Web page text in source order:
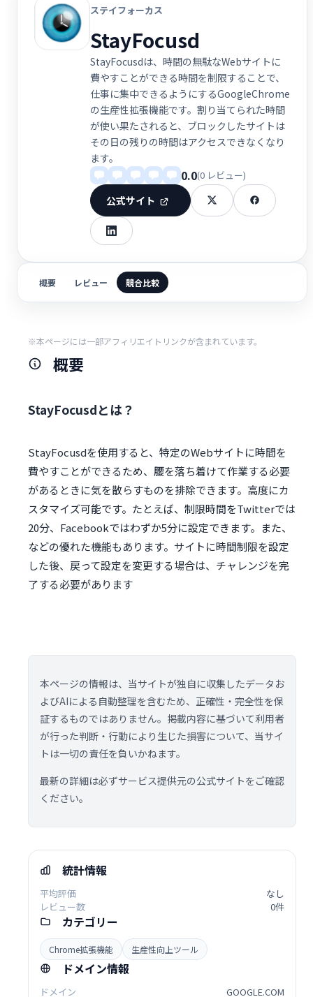
ステイフォーカス
StayFocusd
StayFocusdは、時間の無駄なWebサイトに
費やすことができる時間を制限することで、
仕事に集中できるようにするGoogleChrome
の生産性拡張機能です。割り当てられた時間
が使い果たされると、ブロックしたサイトは
その日の残りの時間はアクセスできなくなり
ます。
0.0(0 レビュー)
公式サイト
概要 レビュー 競合比較
※本ページには一部アフィリエイトリンクが含まれています。
概要
StayFocusdとは？
StayFocusdを使用すると、特定のWebサイトに時間を
費やすことができるため、腰を落ち着けて作業する必要
があるときに気を散らすものを排除できます。高度にカ
スタマイズ可能です。たとえば、制限時間をTwitterでは
20分、Facebookではわずか5分に設定できます。また、
などの優れた機能もあります。サイトに時間制限を設定
した後、戻って設定を変更する場合は、チャレンジを完
了する必要があります
本ページの情報は、当サイトが独自に収集したデータお
よびAIによる自動整理を含むため、正確性・完全性を保
証するものではありません。掲載内容に基づいて利用者
が行った判断・行動により生じた損害について、当サイ
トは一切の責任を負いかねます。
最新の詳細は必ずサービス提供元の公式サイトをご確認
ください。
統計情報
平均評価
なし
レビュー数
0件
カテゴリー
Chrome拡張機能 生産性向上ツール
ドメイン情報
ドメイン GOOGLE.COM